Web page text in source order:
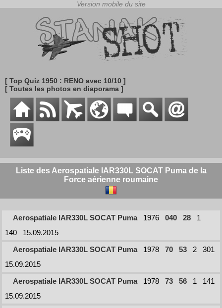
[ Top Quiz 1950 : RENO avec 10/10 ]
[ Toutes les photos en diaporama ]
Liste des Aerospatiale IAR330L SOCAT Puma de la
Force aérienne roumaine
Aerospatiale IAR330L SOCAT Puma 1976 040 28
1
140
15.09.2015
Aerospatiale IAR330L SOCAT Puma
1978 70 53 2
301
15.09.2015
Aerospatiale IAR330L SOCAT Puma
1978 73 56 1
141
15.09.2015